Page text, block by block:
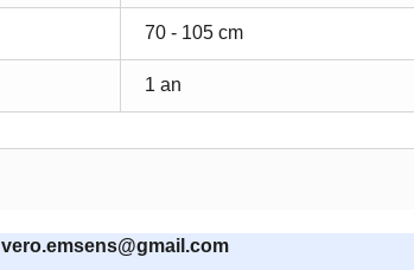
70 - 105 cm
1 an
vero.emsens@gmail.com